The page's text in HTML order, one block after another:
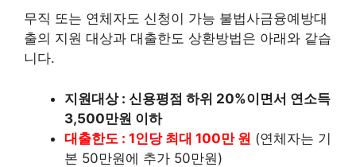
무직 또는 연체자도 신청이 가능 불법사금융예방대
출의 지원 대상과 대출한도 상환방법은 아래와 같습
니다.
지원대상 : 신용평점 하위 20%이면서 연소득
3,500만원 이하
대출한도 : 1인당 최대 100만 원 (연체자는 기
본 50만원에 추가 50만원)